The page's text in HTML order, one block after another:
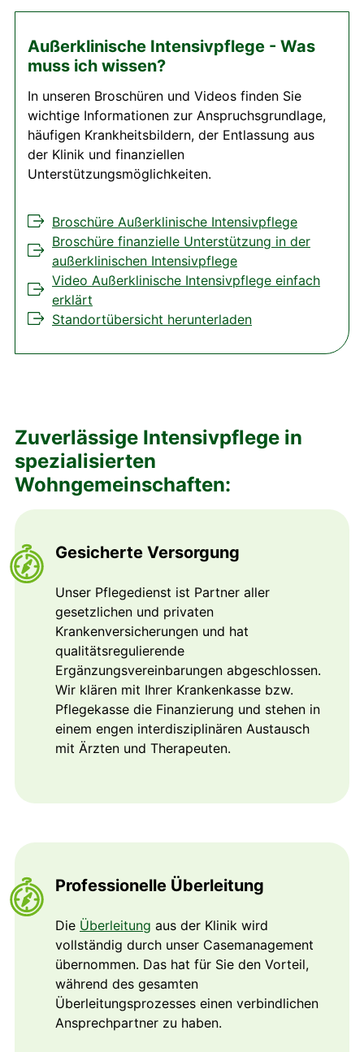
Außerklinische Intensivpflege - Was
muss ich wissen?
In unseren Broschüren und Videos finden Sie
wichtige Informationen zur Anspruchsgrundlage,
häufigen Krankheitsbildern, der Entlassung aus
der Klinik und finanziellen
Unterstützungsmöglichkeiten.
Broschüre Außerklinische Intensivpflege
Broschüre finanzielle Unterstützung in der
außerklinischen Intensivpflege
Video Außerklinische Intensivpflege einfach
erklärt
Standortübersicht herunterladen
Zuverlässige Intensivpflege in
spezialisierten
Wohngemeinschaften:
Gesicherte Versorgung
Unser Pflegedienst ist Partner aller
gesetzlichen und privaten
Krankenversicherungen und hat
qualitätsregulierende
Ergänzungsvereinbarungen abgeschlossen.
Wir klären mit Ihrer Krankenkasse bzw.
Pflegekasse die Finanzierung und stehen in
einem engen interdisziplinären Austausch
mit Ärzten und Therapeuten.
Professionelle Überleitung
Die Überleitung aus der Klinik wird
vollständig durch unser Casemanagement
übernommen. Das hat für Sie den Vorteil,
während des gesamten
Überleitungsprozesses einen verbindlichen
Ansprechpartner zu haben.